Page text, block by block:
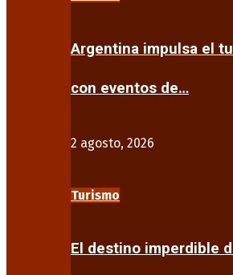
Argentina impulsa el
con eventos de…
2 agosto, 2026
Turismo
El destino imperdible